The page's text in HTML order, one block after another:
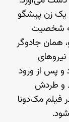
یک زن پیشگو
شخصیت
همان جادوگر
و پس از ورود
و طردش
فیلم مک‌دونا